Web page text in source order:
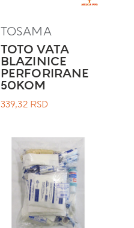
TOSAMA
TOTO VATA
BLAZINICE
PERFORIRANE
50KOM
339,32 RSD